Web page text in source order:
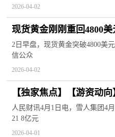
2026-04-02
现货黄金刚刚重回4800美
2日早盘，现货黄金突破4800美
信公众
2026-04-02
【独家焦点】【游资动
资买入机构卖出
人民财讯4月1日电，雪人集团4
21 8亿元
2026-04-01